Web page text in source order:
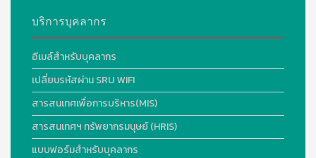
บริการบุคลากร
อีเมล์สำหรับบุคลากร
เปลี่ยนรหัสผ่าน SRU WIFI
สารสนเทศเพื่อการบริหาร(MIS)
สารสนเทศฯ ทรัพยากรมนุษย์ (HRIS)
แบบฟอร์มสำหรับบุคลากร